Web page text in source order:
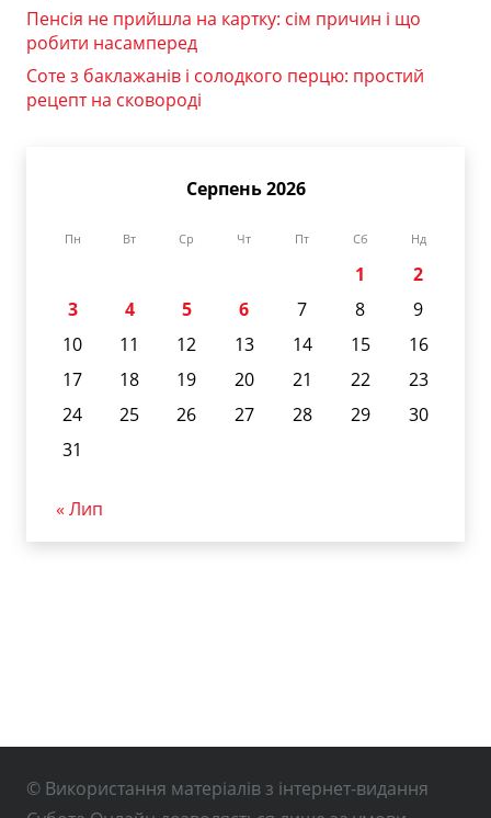
Пенсія не прийшла на картку: сім причин і що
робити насамперед
Соте з баклажанів і солодкого перцю: простий
рецепт на сковороді
Серпень 2026
Пн Вт Ср Чт Пт Сб Нд
1
2
3
4 5 6 7 8
9
10
11 12 13 14 15
16
17
18 19 20 21 22
23
24
25 26 27 28 29
30
31
« Лип
© Використання матеріалів з інтернет-видання